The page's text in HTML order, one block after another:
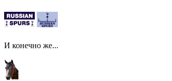
И конечно же...